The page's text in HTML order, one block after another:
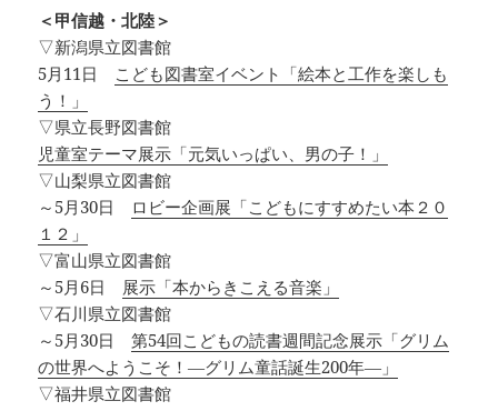
＜甲信越・北陸＞
▽新潟県立図書館
5月11日 こども図書室イベント「絵本と工作を楽しも
う！」
▽県立長野図書館
児童室テーマ展示「元気いっぱい、男の子！」
▽山梨県立図書館
～5月30日 ロビー企画展「こどもにすすめたい本２０
１２」
▽富山県立図書館
～5月6日 展示「本からきこえる音楽」
▽石川県立図書館
～5月30日第54回こどもの読書週間記念展示「グリム
の世界へようこそ！―グリム童話誕生200年―」
▽福井県立図書館